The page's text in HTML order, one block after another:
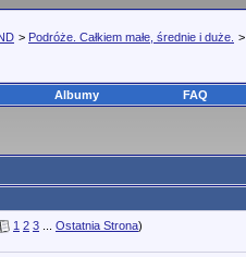
> Podróże. Całkiem małe, średnie i duże.
Albumy FAQ
1 2 3 Ostatnia Strona)